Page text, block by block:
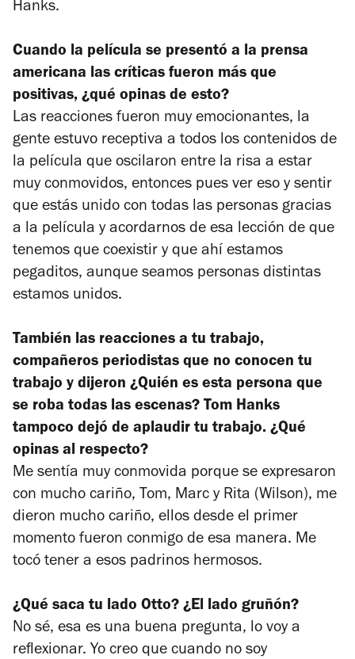
Hanks.
Cuando la película se presentó a la prensa
americana las críticas fueron más que
positivas, ¿qué opinas de esto?
Las reacciones fueron muy emocionantes, la
gente estuvo receptiva a todos los contenidos de
la película que oscilaron entre la risa a estar
muy conmovidos, entonces pues ver eso y sentir
que estás unido con todas las personas gracias
a la película y acordarnos de esa lección de que
tenemos que coexistir y que ahí estamos
pegaditos, aunque seamos personas distintas
estamos unidos.
También las reacciones a tu trabajo,
compañeros periodistas que no conocen tu
trabajo y dijeron ¿Quién es esta persona que
se roba todas las escenas? Tom Hanks
tampoco dejó de aplaudir tu trabajo. ¿Qué
opinas al respecto?
Me sentía muy conmovida porque se expresaron
con mucho cariño, Tom, Marc y Rita (Wilson), me
dieron mucho cariño, ellos desde el primer
momento fueron conmigo de esa manera. Me
tocó tener a esos padrinos hermosos.
¿Qué saca tu lado Otto? ¿El lado gruñón?
No sé, esa es una buena pregunta, lo voy a
reflexionar. Yo creo que cuando no soy